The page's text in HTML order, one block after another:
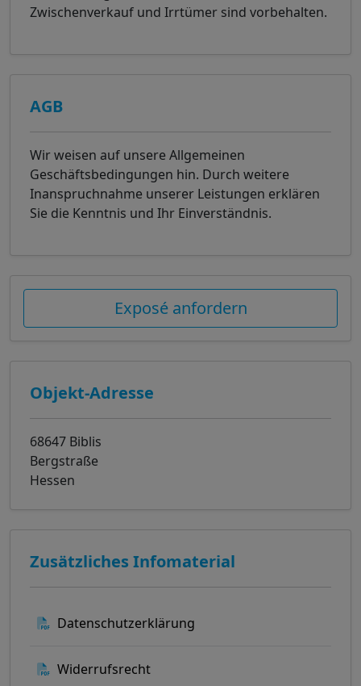
Zwischenverkauf und Irrtümer sind vorbehalten.
AGB
Wir weisen auf unsere Allgemeinen
Geschäftsbedingungen hin. Durch weitere
Inanspruchnahme unserer Leistungen erklären
Sie die Kenntnis und Ihr Einverständnis.
Exposé anfordern
Objekt-Adresse
68647 Biblis
Bergstraße
Hessen
Zusätzliches Infomaterial
Datenschutzerklärung
Widerrufsrecht